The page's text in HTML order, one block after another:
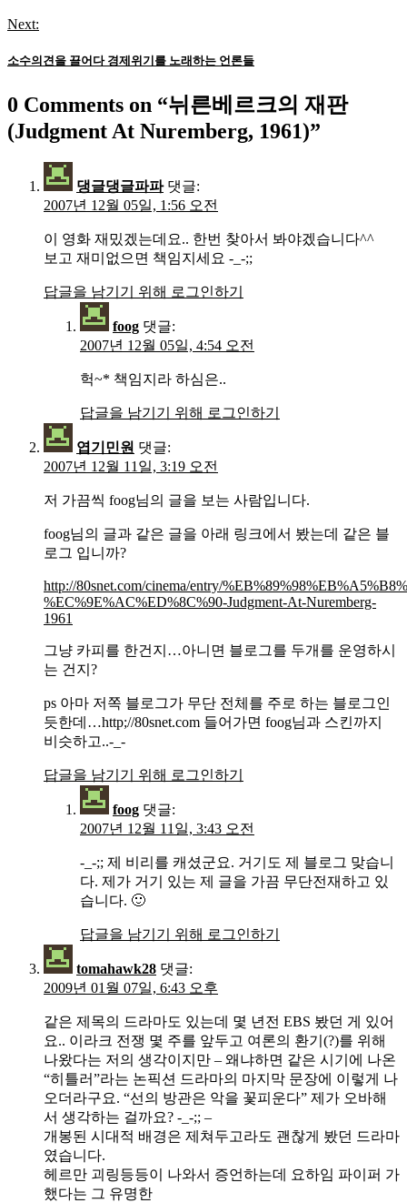
색
Next:
소수의견을 끌어다 경제위기를 노래하는 언론들
0 Comments on “뉘른베르크의 재판
(Judgment At Nuremberg, 1961)”
댕글댕글파파 댓글:
2007년 12월 05일, 1:56 오전
이 영화 재밌겠는데요.. 한번 찾아서 봐야겠습니다^^
보고 재미없으면 책임지세요 -_-;;
답글을 남기기 위해 로그인하기
foog 댓글:
2007년 12월 05일, 4:54 오전
헉~* 책임지라 하심은..
답글을 남기기 위해 로그인하기
엽기민원 댓글:
2007년 12월 11일, 3:19 오전
저 가끔씩 foog님의 글을 보는 사람입니다.
foog님의 글과 같은 글을 아래 링크에서 봤는데 같은 블
로그 입니까?
http://80snet.com/cinema/entry/
%EC%9E%AC%ED%8C%90-Judgment-At-Nuremberg-
1961
그냥 카피를 한건지…아니면 블로그를 두개를 운영하시
는 건지?
ps 아마 저쪽 블로그가 무단 전체를 주로 하는 블로그인
듯한데…http;//80snet.com 들어가면 foog님과 스킨까지
비슷하고..-_-
답글을 남기기 위해 로그인하기
foog 댓글:
2007년 12월 11일, 3:43 오전
-_-;; 제 비리를 캐셨군요. 거기도 제 블로그 맞습니
다. 제가 거기 있는 제 글을 가끔 무단전재하고 있
습니다. 🙂
답글을 남기기 위해 로그인하기
tomahawk28 댓글:
2009년 01월 07일, 6:43 오후
같은 제목의 드라마도 있는데 몇 년전 EBS 봤던 게 있어
요.. 이라크 전쟁 몇 주를 앞두고 여론의 환기(?)를 위해
나왔다는 저의 생각이지만 – 왜냐하면 같은 시기에 나온
“히틀러”라는 논픽션 드라마의 마지막 문장에 이렇게 나
오더라구요. “선의 방관은 악을 꽃피운다” 제가 오바해
서 생각하는 걸까요? -_-;; –
개봉된 시대적 배경은 제쳐두고라도 괜찮게 봤던 드라마
였습니다.
헤르만 괴링등등이 나와서 증언하는데 요하임 파이퍼 가
했다는 그 유명한